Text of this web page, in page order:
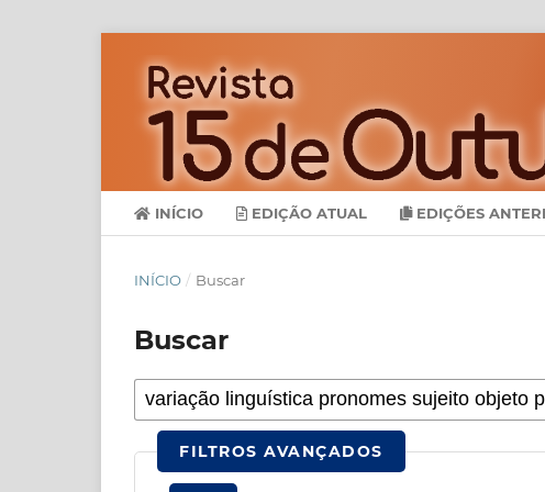
INÍCIO EDIÇÃO ATUAL EDIÇÕES
INÍCIO / Buscar
Buscar
FILTROS AVANÇADOS